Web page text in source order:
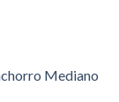
Mediano